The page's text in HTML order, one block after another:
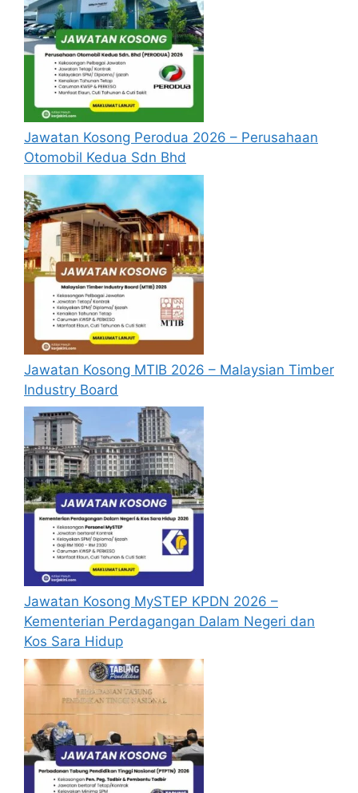
berperanan sebagai badan tunggal yang
menyelia dan menyelaras jaminan kualiti dan
akreditasi pendidikan tinggi negara.
Senarai Jawatan Kosong MQA
Pegawai Tadbir Gred N41
Pegawai Tadbir Setara Gred N41
Pegawai Teknologi Maklumat Gred F41
Pembantu Akauntan Gred W19
Syarat Asas Permohonan MQA
Calon hendaklah warganegara Malaysia
berusia tidak kurang daripada 18 tahun
pada tarikh tutup permohonan jawatan.
Berkelayakan dan melepasi syarat-syarat
pelantikan yang telah ditetapkan bagi
setiap jawatan kosong MQA 2024 yang
hendak dipohon, Sila baca pada lampiran
yang kami telah sediakan seperti berikut.
Cara Mohon Jawatan Kosong
MQA 2024
Permohonan jawatan kosong MQA diatas
hendaklah melalui portal rasmi Agensi
Kelayakan Malaysia (MQA) di
https://www.mqa.gov.my/
Senarai Jawatan MQAyang yang telah
disediakan dibawah. Untuk pemohon kali
pertama, anda perlu mendaftar akaun
baru terlebih dahulu.
Calon dikehendaki memuat naik resume
yang lengkap (kelayakan akademik,
pengalaman kerja, gaji semasa dan gaji
yang dipohon, gambar berukuran
passport serta salinan sijil-sijil berkaitan)
semasa membuat permohonan.
Jawatan Kosong Perodua 2026 – Perusahaan
Otomobil Kedua Sdn Bhd
Jawatan Kosong MTIB 2026 – Malaysian Timber
Industry Board
Jawatan Kosong MySTEP KPDN 2026 –
Kementerian Perdagangan Dalam Negeri dan
Kos Sara Hidup